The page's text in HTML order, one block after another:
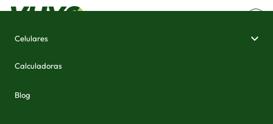
Celulares
Calculadoras
Blog